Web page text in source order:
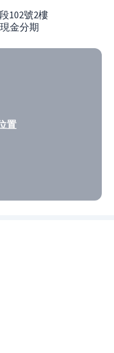
102號2樓
金分期
置